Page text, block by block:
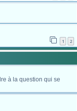
1 2
à la question qui se